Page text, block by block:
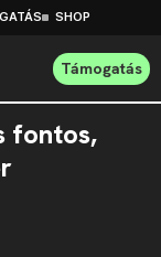
SHOP
Támogatás
fontos,